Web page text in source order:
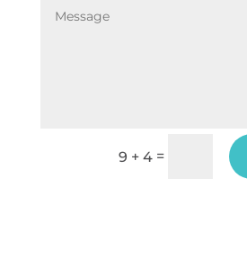
9 + 4 =